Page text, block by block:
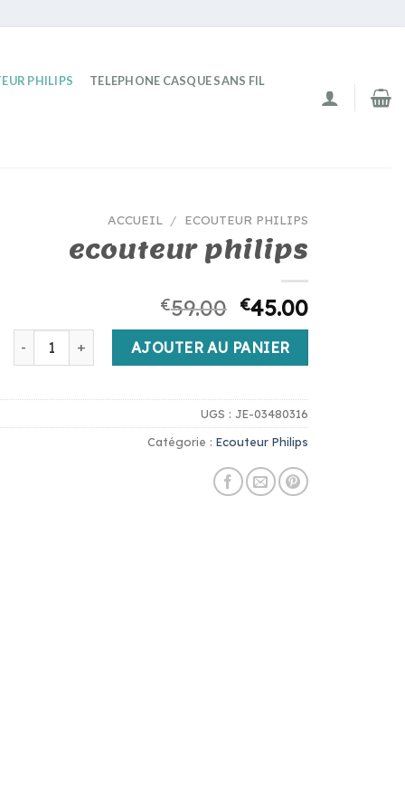
PHILIPS TELEPHONE CASQUE SANS FIL
ACCUEIL / ECOUTEUR PHILIPS
ecouteur philips
€59.00 €45.00
quantité de ecouteur philipsAJOUTER AU PANIER
UGS : JE-03480316
Catégorie : Ecouteur Philips